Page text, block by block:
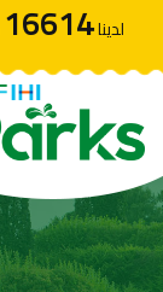
لدينا16614